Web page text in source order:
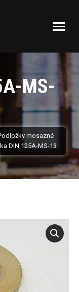
MS-
mosazné
DIN 125A-MS-13